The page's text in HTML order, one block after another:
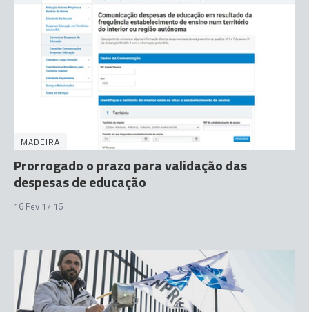
MADEIRA
Prorrogado o prazo para validação das
despesas de educação
16 Fev 17:16